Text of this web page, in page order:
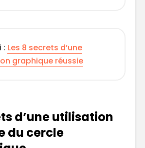
: Les 8 secrets d’une
graphique réussie
d’une utilisation
du cercle